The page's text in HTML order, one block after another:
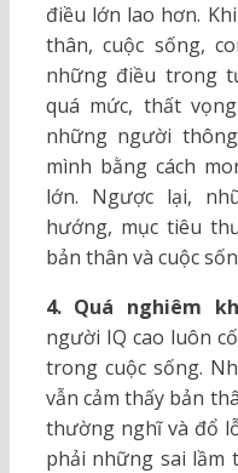
điều lớn lao hơn.
thân, cuộc sống,
những điều trong
quá mức, thất
những người
mình bằng cách
lớn. Ngược lại,
hướng, mục tiêu
bản thân và cuộc
4. Quá nghiêm
người IQ cao luôn
trong cuộc sống.
vẫn cảm thấy bản
thường nghĩ và đổ
phải những sai lầm